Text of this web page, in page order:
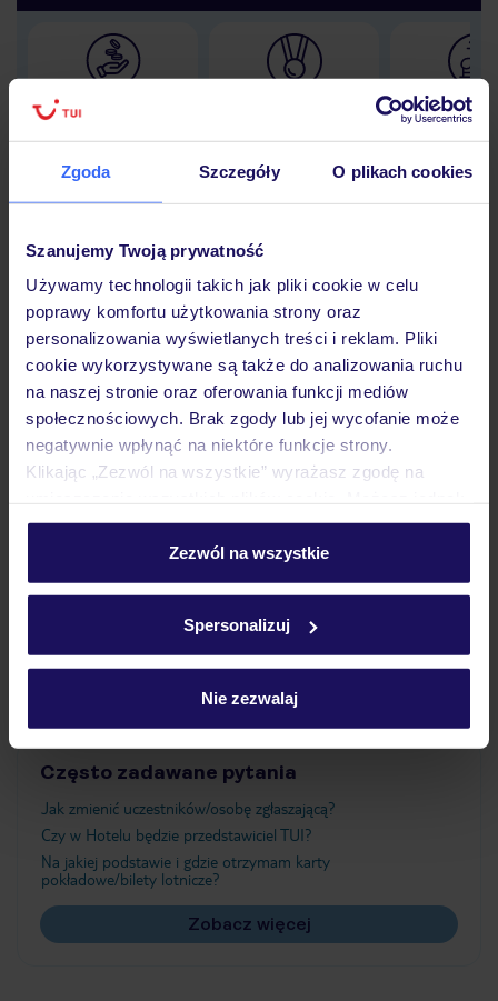
Zgoda Szczegóły O plikach cookies
Szanujemy Twoją prywatność
Używamy technologii takich jak pliki cookie w celu
poprawy komfortu użytkowania strony oraz
personalizowania wyświetlanych treści i reklam. Pliki
cookie wykorzystywane są także do analizowania ruchu
na naszej stronie oraz oferowania funkcji mediów
społecznościowych. Brak zgody lub jej wycofanie może
negatywnie wpłynąć na niektóre funkcje strony.
Klikając „Zezwól na wszystkie” wyrażasz zgodę na
personalizować swój wybór wchodząc w zakładkę
Szczegółowe informacje o plikach cookie znajdziesz
Zezwól na wszystkie
Spersonalizuj
Nie zezwalaj
Lider niskich cen 30 lat w
Hotel
Opinie
Pokoje
Atrakcje
Ważne informacje
Często zadawane pytania
Jak zmienić uczestników/osobę zgłaszającą?
Czy w Hotelu będzie przedstawiciel TUI?
Na jakiej podstawie i gdzie otrzymam karty
pokładowe/bilety lotnicze?
Zobacz więcej